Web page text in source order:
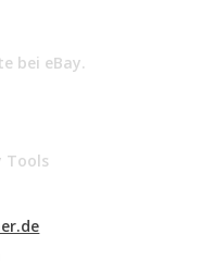
bei eBay.
Tools